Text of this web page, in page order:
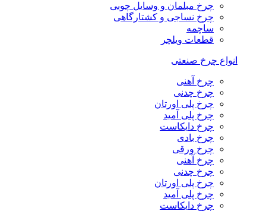
چرخ مبلمان و وسایل چوبی
چرخ نساجی و کشتارگاهی
ساچمه
قطعات ویلچر
انواع چرخ صنعتی
چرخ آهنی
چرخ چدنی
چرخ پلی اورتان
چرخ پلی آمید
چرخ دایکاست
چرخ بادی
چرخ ورقی
چرخ آهنی
چرخ چدنی
چرخ پلی اورتان
چرخ پلی آمید
چرخ دایکاست